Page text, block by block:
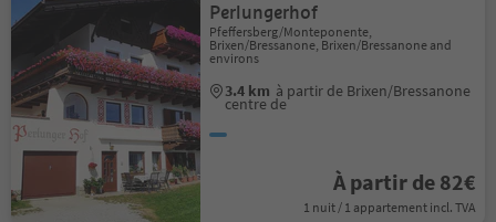
Perlungerhof
Pfeffersberg/Monteponente,
Brixen/Bressanone, Brixen/Bressanone and
environs
3.4 km à partir de Brixen/Bressanone
centre de
À partir de 82€
1 nuit / 1 appartement incl. TVA